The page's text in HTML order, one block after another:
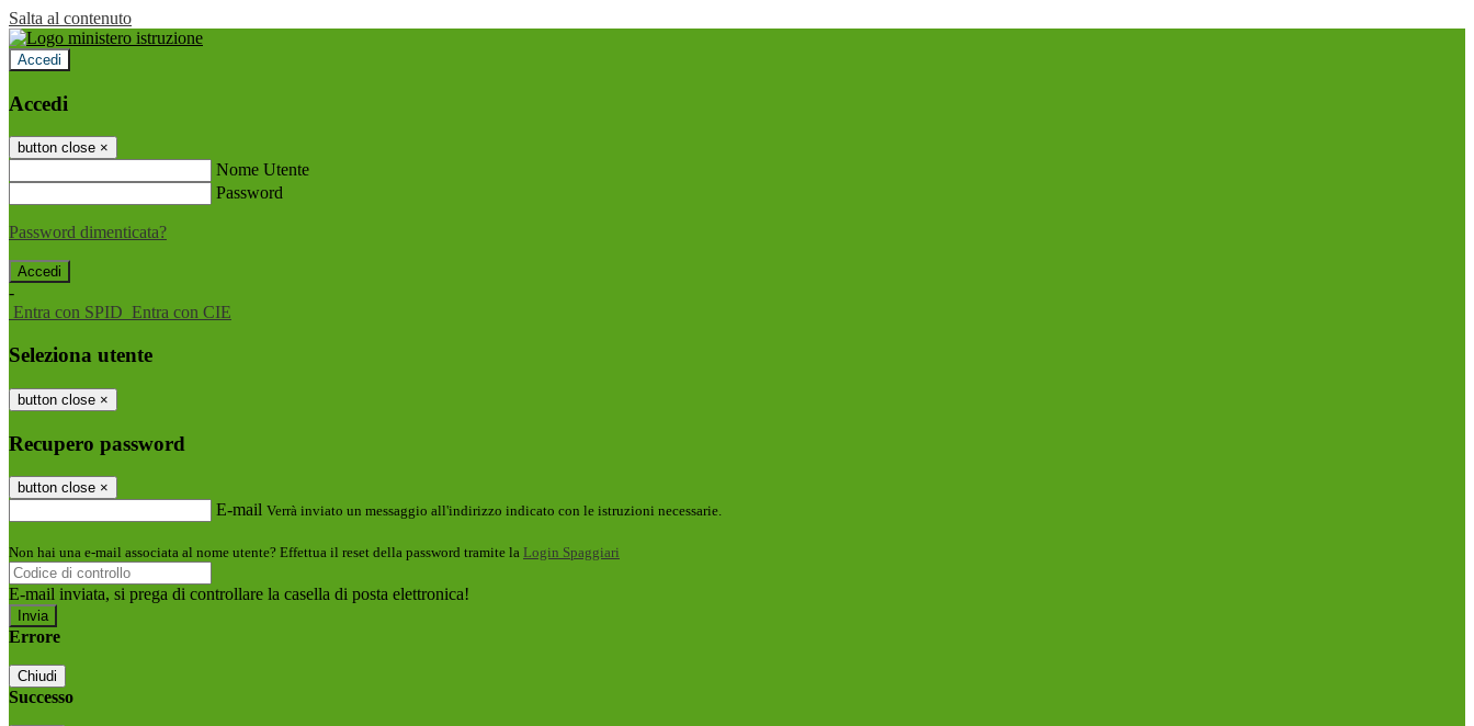
Salta al contenuto
Accedi
Accedi
button close ×
Nome Utente
Password
Password dimenticata?
-
Entra con SPID Entra con CIE
Seleziona utente
button close ×
Recupero password
button close ×
E-mail Verrà inviato un messaggio all'indirizzo indicato con le istruzioni necessarie.
Non hai una e-mail associata al nome utente? Effettua il reset della password tramite la Login Spaggiari
E-mail inviata, si prega di controllare la casella di posta elettronica!
Errore
Chiudi
Successo